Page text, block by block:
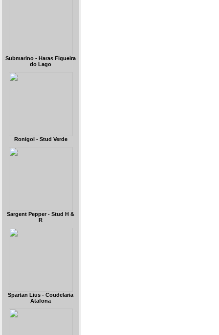
Submarino - Haras Figueira
do Lago
Ronigol - Stud Verde
Sargent Pepper - Stud H &
R
Spartan Lius - Coudelaria
Atafona